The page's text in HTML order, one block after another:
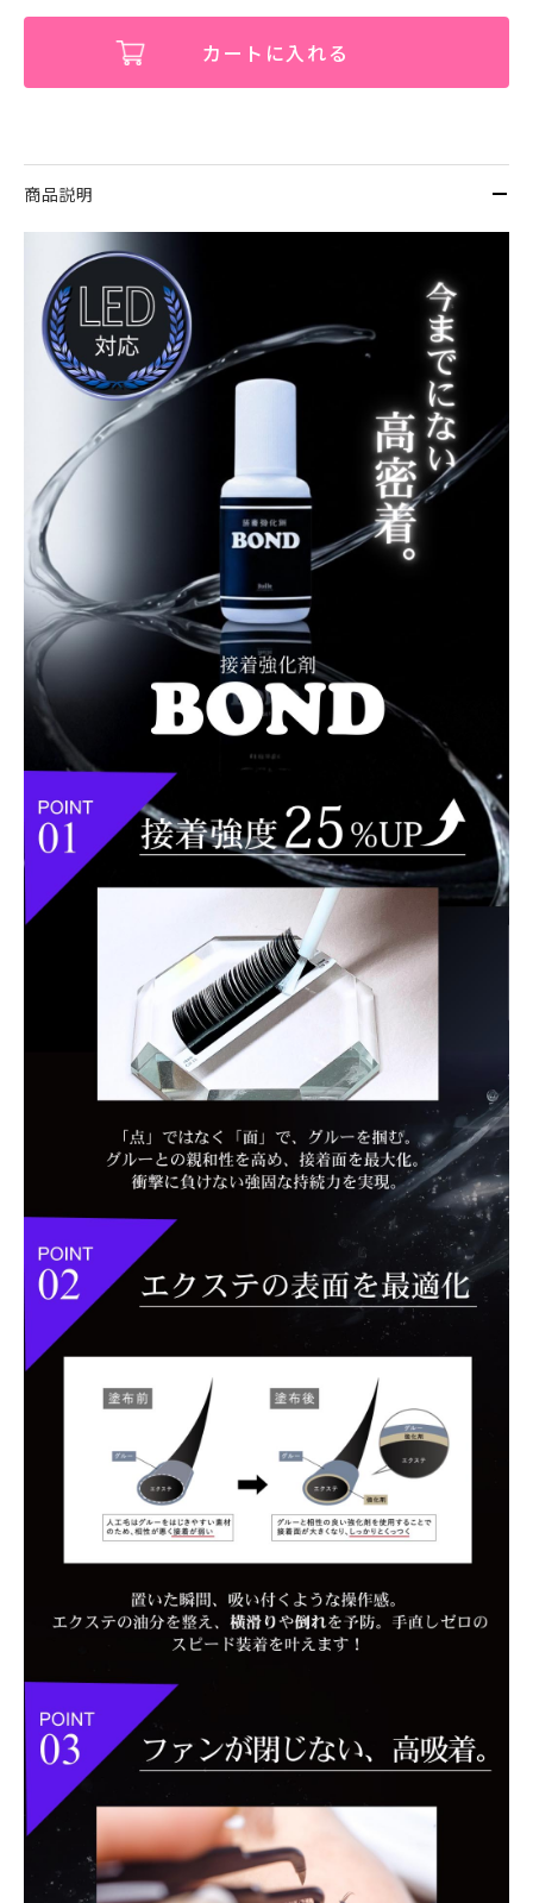
カートに入れる
商品説明